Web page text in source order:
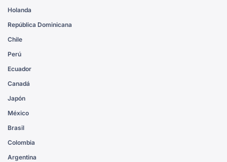
Holanda
República Dominicana
Chile
Perú
Ecuador
Canadá
Japón
México
Brasil
Colombia
Argentina